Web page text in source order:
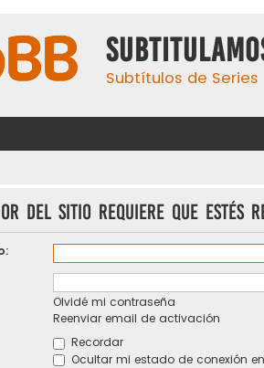
Subtítulos de Series
del sitio requiere que estés
Olvidé mi contraseña
Reenviar email de activación
Recordar
Ocultar mi estado de conexión